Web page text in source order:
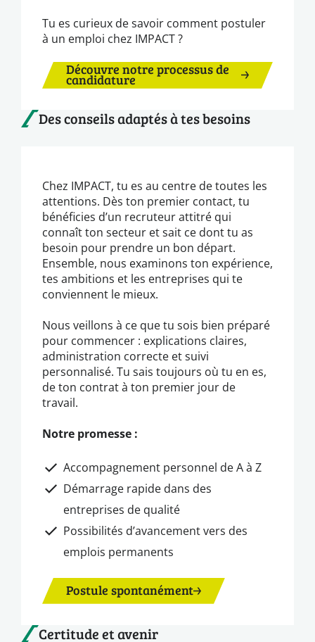
Tu es curieux de savoir comment postuler
à un emploi chez IMPACT ?
Découvre notre processus de
candidature
Des conseils adaptés à tes besoins
Chez IMPACT, tu es au centre de toutes les
attentions. Dès ton premier contact, tu
bénéficies d’un recruteur attitré qui
connaît ton secteur et sait ce dont tu as
besoin pour prendre un bon départ.
Ensemble, nous examinons ton expérience,
tes ambitions et les entreprises qui te
conviennent le mieux.
Nous veillons à ce que tu sois bien préparé
pour commencer : explications claires,
administration correcte et suivi
personnalisé. Tu sais toujours où tu en es,
de ton contrat à ton premier jour de
travail.
Notre promesse :
Accompagnement personnel de A à Z
Démarrage rapide dans des
entreprises de qualité
Possibilités d’avancement vers des
emplois permanents
Postule spontanément
Certitude et avenir